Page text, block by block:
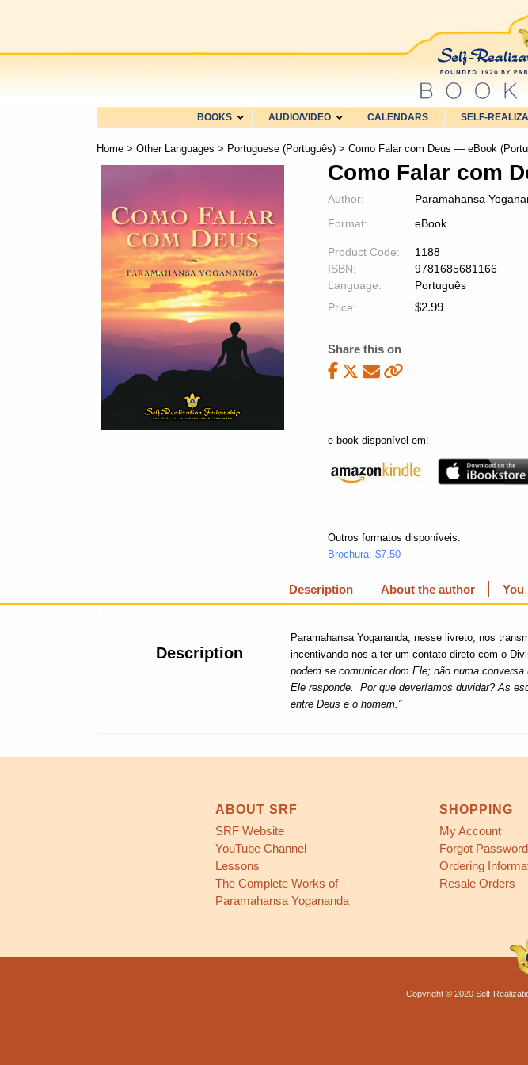
BOOKS AUDIO/VIDEO CALENDARS SELF-
Home > Other Languages > Portuguese (Português) > Como Falar com Deus — eBook
Como Falar com
Author:
Paramahansa
Format:
eBook
Product Code:
1188
ISBN:
9781685681166
Language:
Português
Price:
$2.99
Share this on
e-book disponível em:
Outros formatos disponíveis:
Brochura: $7.50
Description About the author You
Description
Paramahansa Yogananda, nesse livreto, nos
incentivando-nos a ter um contato direto com o
podem se comunicar dom Ele; não numa
Ele responde. Por que deveríamos duvidar? As
entre Deus e o homem.”
ABOUT SRF
SRF Website
YouTube Channel
Lessons
The Complete Works of
Paramahansa Yogananda
SHOPPING
My Account
Forgot
Ordering
Resale Orders
Copyright © 2020 Self-